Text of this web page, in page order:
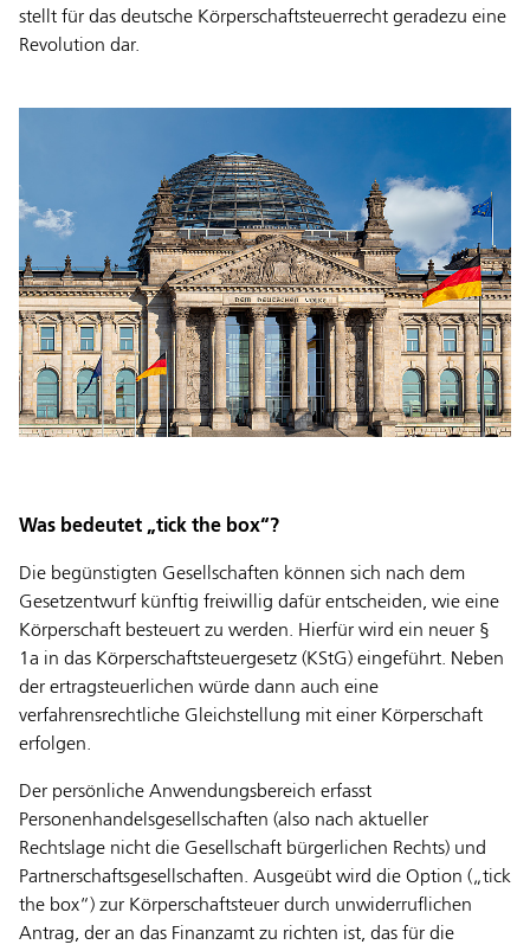
stellt für das deutsche Körperschaftsteuerrecht geradezu eine
Revolution dar.
Was bedeutet „tick the box“?
Die begünstigten Gesellschaften können sich nach dem
Gesetzentwurf künftig freiwillig dafür entscheiden, wie eine
Körperschaft besteuert zu werden. Hierfür wird ein neuer §
1a in das Körperschaftsteuergesetz (KStG) eingeführt. Neben
der ertragsteuerlichen würde dann auch eine
verfahrensrechtliche Gleichstellung mit einer Körperschaft
erfolgen.
Der persönliche Anwendungsbereich erfasst
Personenhandelsgesellschaften (also nach aktueller
Rechtslage nicht die Gesellschaft bürgerlichen Rechts) und
Partnerschaftsgesellschaften. Ausgeübt wird die Option („tick
the box“) zur Körperschaftsteuer durch unwiderruflichen
Antrag, der an das Finanzamt zu richten ist, das für die